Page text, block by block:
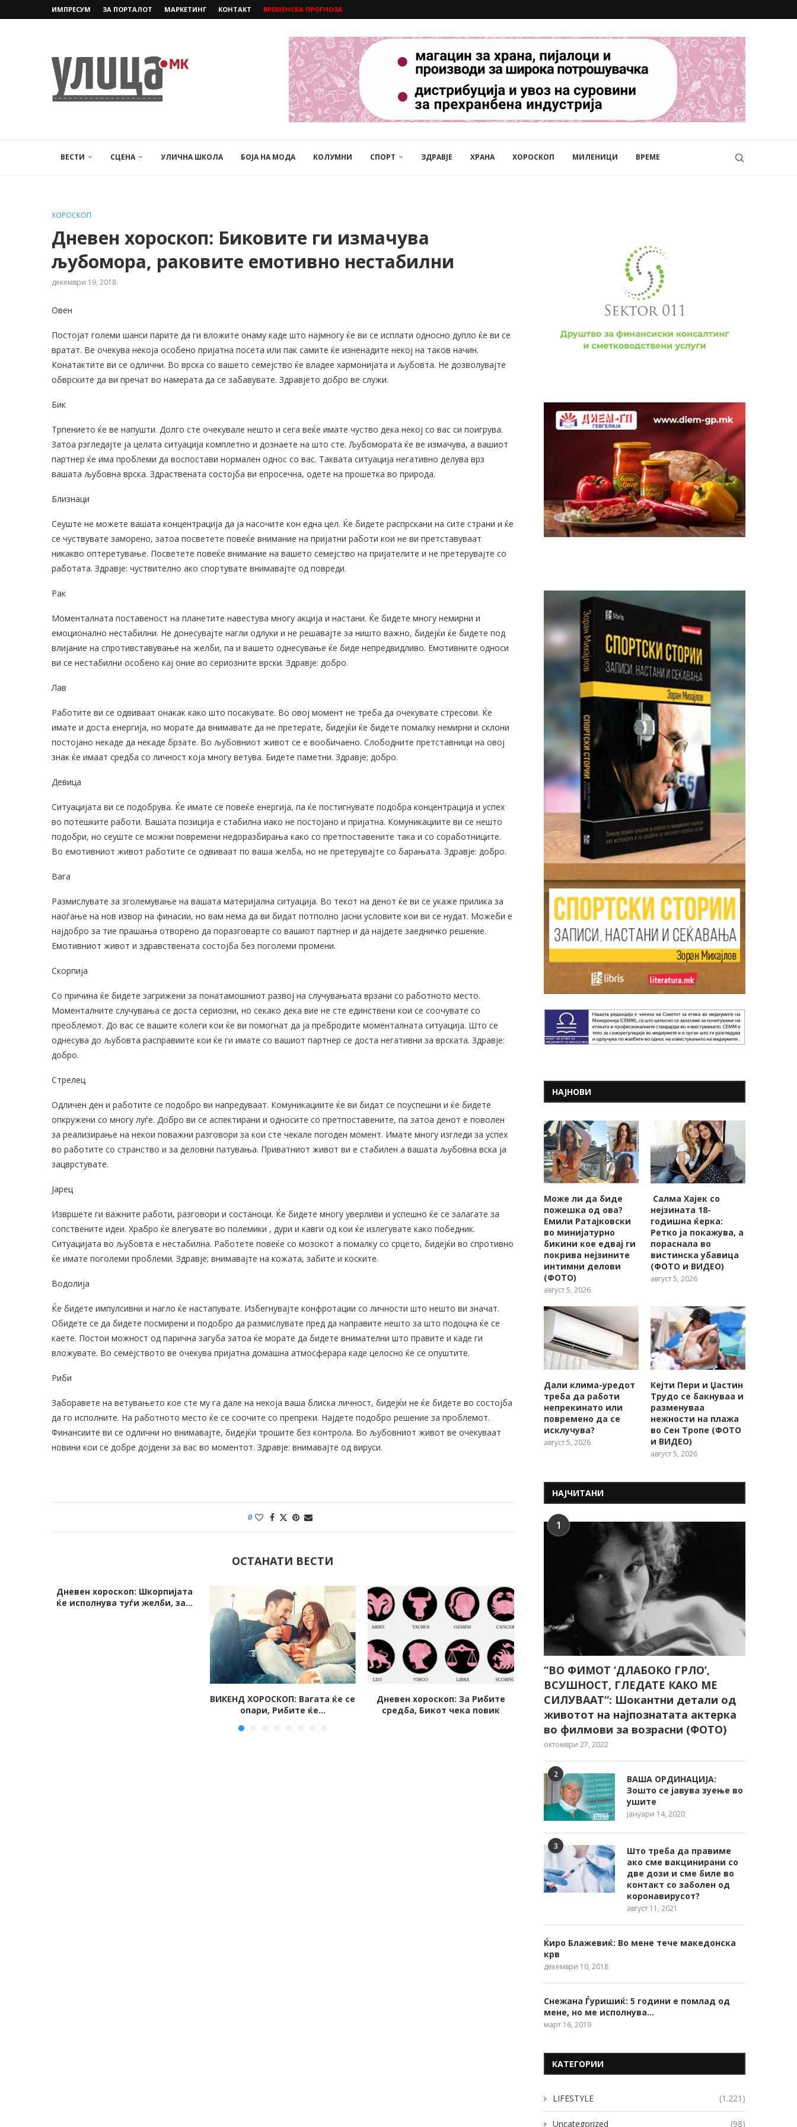
ИМПРЕСУМ ЗА ПОРТАЛОТ МАРКЕТИНГ КОНТАКТ ВРЕМЕНСКА ПРОГНОЗА
ВЕСТИ СЦЕНА УЛИЧНА ШКОЛА БОЈА НА МОДА КОЛУМНИ СПОРТ ЗДРАВЈЕ ХРАНА ХОРОСКОП МИЛЕНИЦИ ВРЕМЕ
ХОРОСКОП
Дневен хороскоп: Биковите ги измачува
љубомора, раковите емотивно нестабилни
декември 19, 2018
Овен
Постојат големи шанси парите да ги вложите онаму каде што најмногу ќе ви се исплати односно дупло ќе ви се
вратат. Ве очекува некоја особено пријатна посета или пак самите ќе изненадите некој на таков начин.
Конатактите ви се одлични. Во врска со вашето семејство ќе владее хармонијата и љубовта. Не дозволувајте
обврските да ви пречат во намерата да се забавувате. Здравјето добро ве служи.
Бик
Трпението ќе ве напушти. Долго сте очекувале нешто и сега веќе имате чуство дека некој со вас си поигрува.
Затоа рзгледајте ја целата ситуација комплетно и дознаете на што сте. Љубомората ќе ве измачува, а вашиот
партнер ќе има проблеми да воспостави нормален однос со вас. Таквата ситуација негативно делува врз
вашата љубовна врска. Здраствената состојба ви епросечна, одете на прошетка во природа.
Близнаци
Сеуште не можете вашата концентрација да ја насочите кон една цел. Ќе бидете распрскани на сите страни и ќе
се чуствувате заморено, затоа посветете повеќе внимание на пријатни работи кои не ви претставуваат
никакво оптеретување. Посветете повеќе внимание на вашето семејство на пријателите и не претерувајте со
работата. Здравје: чуствително ако спортувате внимавајте од повреди.
Рак
Моменталната поставеност на планетите навестува многу акција и настани. Ќе бидете многу немирни и
емоционално нестабилни. Не донесувајте нагли одлуки и не решавајте за ништо важно, бидејќи ќе бидете под
влијание на спротивставување на желби, па и вашето однесување ќе биде непредвидливо. Емотивните односи
ви се нестабилни особено кај оние во сериозните врски. Здравје: добро.
Лав
Работите ви се одвиваат онакак како што посакувате. Во овој момент не треба да очекувате стресови. Ќе
имате и доста енергија, но морате да внимавате да не претерате, бидејќи ќе бидете помалку немирни и склони
постојано некаде да некаде брзате. Во љубовниот живот се е вообичаено. Слободните претставници на овој
знак ќе имаат средба со личност која многу ветува. Бидете паметни. Здравје; добро.
Девица
Ситуацијата ви се подобрува. Ќе имате се повеќе енергија, па ќе постигнувате подобра концентрација и успех
во потешките работи. Вашата позиција е стабилна иако не постојано и пријатна. Комуникациите ви се нешто
подобри, но сеуште се можни повремени недоразбирања како со претпоставените така и со соработниците.
Во емотивниот живот работите се одвиваат по ваша желба, но не претерувајте со барањата. Здравје: добро.
Вага
Размислувате за зголемување на вашата материјална ситуација. Во текот на денот ќе ви се укаже прилика за
наоѓање на нов извор на финасии, но вам нема да ви бидат потполно јасни условите кои ви се нудат. Можеби е
најдобро за тие прашања отворено да поразговарте со вашиот партнер и да најдете заедничко решение.
Емотивниот живот и здравствената состојба без поголеми промени.
Скорпија
Со причина ќе бидете загрижени за понатамошниот развој на случувањата врзани со работното место.
Моменталните случувања се доста сериозни, но секако дека вие не сте единствени кои се соочувате со
преоблемот. До вас се вашите колеги кои ќе ви помогнат да ја пребродите моменталната ситуација. Што се
однесува до љубовта расправиите кои ќе ги имате со вашиот партнер се доста негативни за врската. Здравје:
добро.
Стрелец
Одличен ден и работите се подобро ви напредуваат. Комуникациите ќе ви бидат се поуспешни и ќе бидете
опкружени со многу луѓе. Добро ви се аспектирани и односите со претпоставените, па затоа денот е поволен
за реализирање на некои поважни разговори за кои сте чекале погоден момент. Имате многу изгледи за успех
во работите со странство и за деловни патувања. Приватниот живот ви е стабилен а вашата љубовна вска ја
зацврстувате.
Јарец
Извршете ги важните работи, разговори и состаноци. Ќе бидете многу уверливи и успешно ќе се залагате за
сопствените идеи. Храбро ќе влегувате во полемики , дури и кавги од кои ќе излегувате како победник.
Ситуацијата во љубовта е нестабилна. Работете повеќе со мозокот а помалку со срцето, бидејќи во спротивно
ќе имате поголеми проблеми. Здравје; внимавајте на кожата, забите и коските.
Водолија
Ќе бидете импулсивни и нагло ќе настапувате. Избегнувајте конфротации со личности што нешто ви значат.
Обидете се да бидете посмирени и подобро да размислувате пред да направите нешто за што подоцна ќе се
каете. Постои можност од парична загуба затоа ќе морате да бидете внимателни што правите и каде ги
вложувате. Во семејството ве очекува пријатна домашна атмосферара каде целосно ќе се опуштите.
Риби
Заборавете на ветувањето кое сте му га дале на некоја ваша блиска личност, бидејќи не ќе бидете во состојба
да го исполните. На работното место ќе се соочите со препреки. Најдете подобро решение за проблемот.
Финансиите ви се одлични но внимавајте, бидејќи трошите без контрола. Во љубовниот живот ве очекуваат
новини кои се добре дојдени за вас во моментот. Здравје: внимавајте од вируси.
0
ОСТАНАТИ ВЕСТИ
Дневен хороскоп: За Рибите
средба, Бикот чека повик
Неделен хороскоп: За Овенот
опуштена недела, за Рибите...
Дневен хороскоп: За
Шкорпиите успешен ден, За
Овенот...
Неделен хороскоп: За
успешна недела,
Стрелецот...
НАЈНОВИ
Може ли да биде
пожешкa од ова?
Емили Ратајковски
во минијатурно
бикини кое едвај ги
покрива нејзините
интимни делови
(ФОТО)
август 5, 2026
Салма Хајек со
нејзината 18-
годишна ќерка:
Ретко ја покажува, a
пораснала во
вистинска убавица
(ФОТО и ВИДЕО)
август 5, 2026
Дали клима-уредот
треба да работи
непрекинато или
повремено да се
исклучува?
август 5, 2026
Кејти Пери и Џастин
Трудо се бакнуваа и
разменуваа
нежности на плажа
во Сен Тропе (ФОТО
и ВИДЕО)
август 5, 2026
НАЈЧИТАНИ
1
“ВО ФИМОТ ‘ДЛАБОКО ГРЛО’,
ВСУШНОСТ, ГЛЕДАТЕ КАКО МЕ
СИЛУВААТ“: Шокантни детали од
животот на најпознатата актерка
во филмови за возрасни (ФОТО)
октомври 27, 2022
2
ВАША ОРДИНАЦИЈА:
Зошто се јавува зуење во
ушите
јануари 14, 2020
3
Што треба да правиме
ако сме вакцинирани со
две дози и сме биле во
контакт со заболен од
коронавирусот?
август 11, 2021
Ќиро Блажевиќ: Во мене тече македонска
крв
декември 10, 2018
Снежана Ѓуришиќ: 5 години е помлад од
мене, но ме исполнува…
март 16, 2019
КАТЕГОРИИ
LIFESTYLE (1.221)
Uncategorized (98)